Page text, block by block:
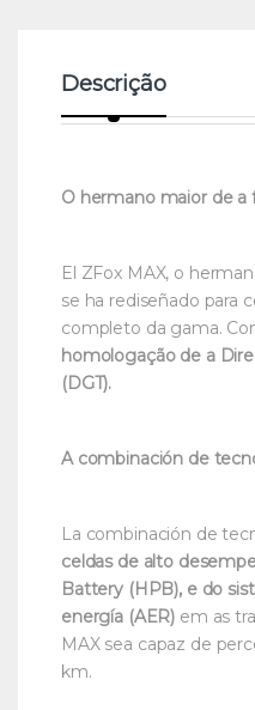
Descrição
O hermano maior de a
El ZFox MAX, o
se ha rediseñado para
completo da gama.
homologação de a
(DGT).
A combinación de
La combinación de
celdas de alto
Battery (HPB), e do
energía (AER) em as
MAX sea capaz de
km.